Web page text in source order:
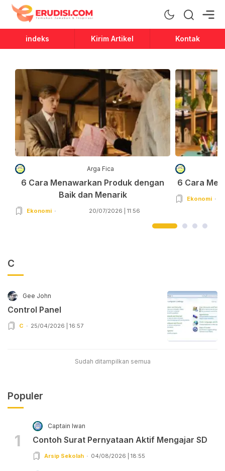
Erudisi
Temukan Jawaban dan Inspirasi
indeks Kirim Artikel Kontak
Arga Fica
6 Cara Menawarkan Produk dengan
Baik dan Menarik
Ekonomi 20/07/2026 | 11:56
6 Cara
Ekonomi
C
Gee John
Control Panel
C 25/04/2026 | 16:57
Sudah ditampilkan semua
Populer
1
Captain Iwan
Contoh Surat Pernyataan Aktif Mengajar SD
Arsip Sekolah 04/08/2026 | 18:55